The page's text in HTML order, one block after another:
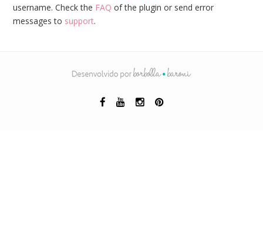
username. Check the FAQ of the plugin or send error
messages to support.